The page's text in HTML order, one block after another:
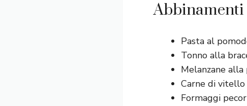
Pasta al
Tonno alla
Melanzane alla
Carne di
Formaggi